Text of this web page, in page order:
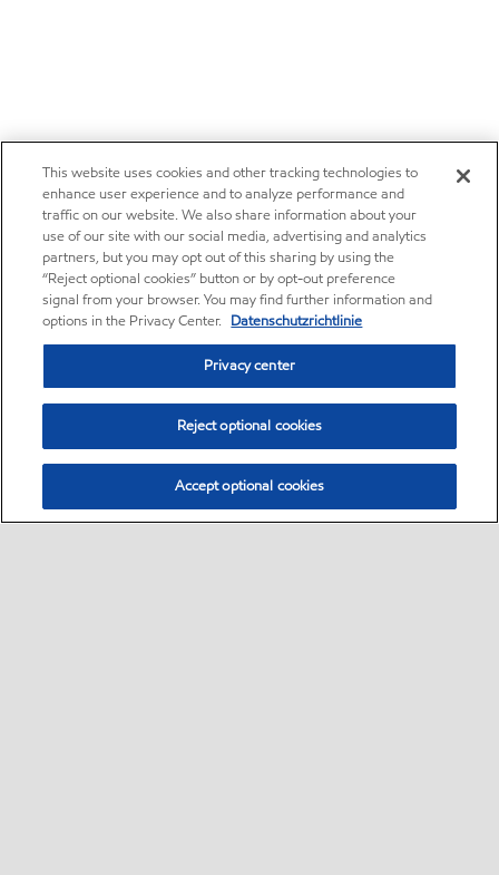
This website uses cookies and other tracking technologies to
enhance user experience and to analyze performance and
traffic on our website. We also share information about your
use of our site with our social media, advertising and analytics
partners, but you may opt out of this sharing by using the
“Reject optional cookies” button or by opt-out preference
signal from your browser. You may find further information and
options in the Privacy Center. Datenschutzrichtlinie
Privacy center
Reject optional cookies
Accept optional cookies